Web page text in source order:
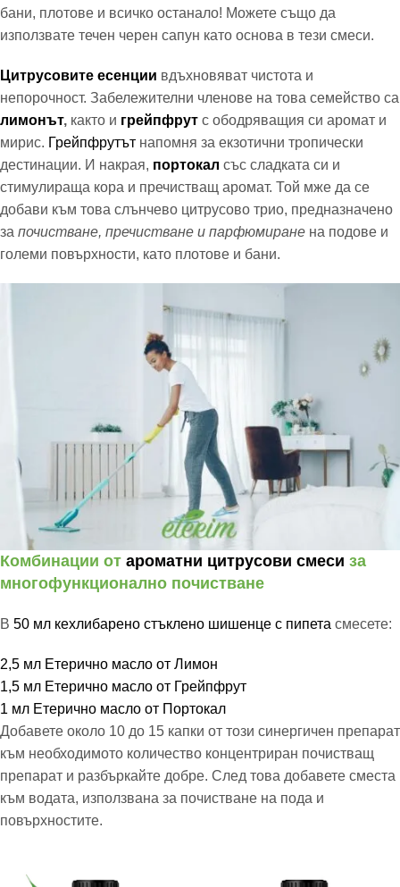
бани, плотове и всичко останало! Можете също да
използвате течен черен сапун като основа в тези смеси.
Цитрусовите есенции вдъхновяват чистота и
непорочност. Забележителни членове на това семейство са
лимонът, както и грейпфрут с ободряващия си аромат и
мирис. Грейпфрутът напомня за екзотични тропически
дестинации. И накрая, портокал със сладката си и
стимулираща кора и пречистващ аромат. Той мже да се
добави към това слънчево цитрусово трио, предназначено
за почистване, пречистване и парфюмиране на подове и
големи повърхности, като плотове и бани.
Комбинации от ароматни цитрусови смеси за
многофункционално почистване
В 50 мл кехлибарено стъклено шишенце с пипета смесете:
2,5 мл Етерично масло от Лимон
1,5 мл Етерично масло от Грейпфрут
1 мл Етерично масло от Портокал
Добавете около 10 до 15 капки от този синергичен препарат
към необходимото количество концентриран почистващ
препарат и разбъркайте добре. След това добавете сместа
към водата, използвана за почистване на пода и
повърхностите.